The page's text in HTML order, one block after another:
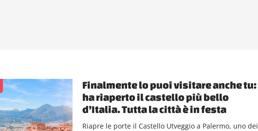
Finalmente lo puoi visitare anche tu:
ha riaperto il castello più bello
d’Italia. Tutta la città è in festa
Riapre le porte il Castello Utveggio a Palermo, uno dei